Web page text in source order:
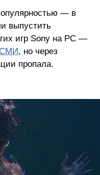
— в
выпустить
игр Sony на PC —
СМИ, но через
пропала.